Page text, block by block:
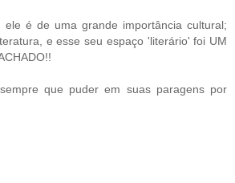
ele é de uma grande importância cultural;
e esse seu espaço 'literário' foi UM
que puder em suas paragens por